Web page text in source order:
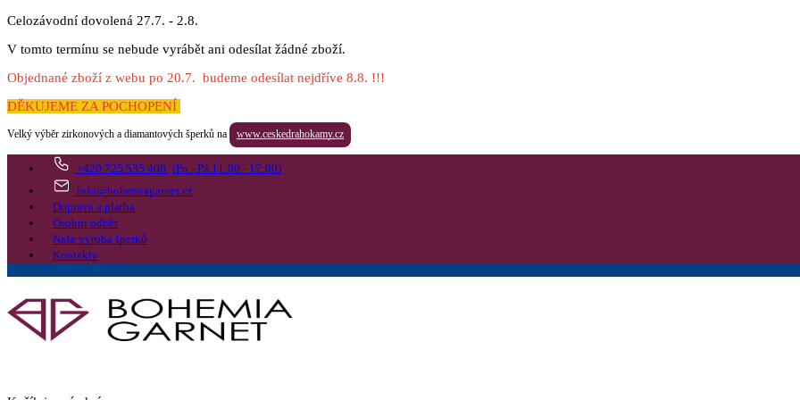
Celozávodní dovolená 27.7. - 2.8.
V tomto termínu se nebude vyrábět ani odesílat žádné zboží.
Objednané zboží z webu po 20.7. budeme odesílat nejdříve 8.8. !!!
DĚKUJEME ZA POCHOPENÍ
Velký výběr zirkonových a diamantových šperků na www.ceskedrahokamy.cz
+420 725 535 406 (Po - Pá 11:00 - 17:00)
info@bohemiagarnet.cz
Doprava a platba
Osobní odběr
Naše výroba šperků
Kontakty